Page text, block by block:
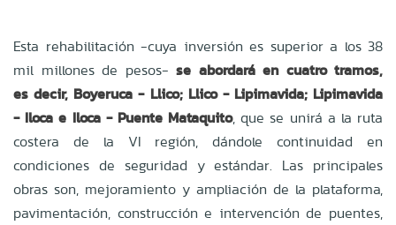
Esta rehabilitación -cuya inversión es superior a los 38
mil millones de pesos- se abordará en cuatro tramos,
es decir, Boyeruca - Llico; Llico - Lipimavida; Lipimavida
- Iloca e Iloca - Puente Mataquito, que se unirá a la ruta
costera de la VI región, dándole continuidad en
condiciones de seguridad y estándar. Las principales
obras son, mejoramiento y ampliación de la plataforma,
pavimentación, construcción e intervención de puentes,